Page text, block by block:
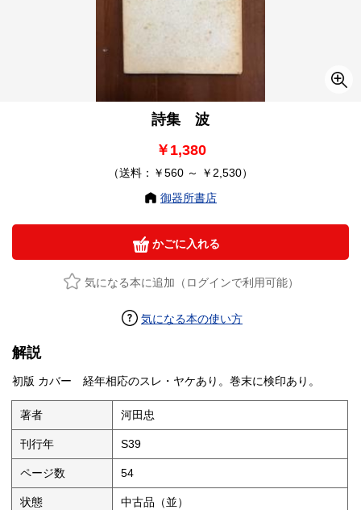
詩集 波
￥1,380
（送料：￥560 ～ ￥2,530）
御器所書店
かごに入れる
気になる本に追加（ログインで利用可能）
気になる本の使い方
解説
初版 カバー 経年相応のスレ・ヤケあり。巻末に検印あり。
著者 河田忠
刊行年 S39
ページ数 54
状態 中古品（並）